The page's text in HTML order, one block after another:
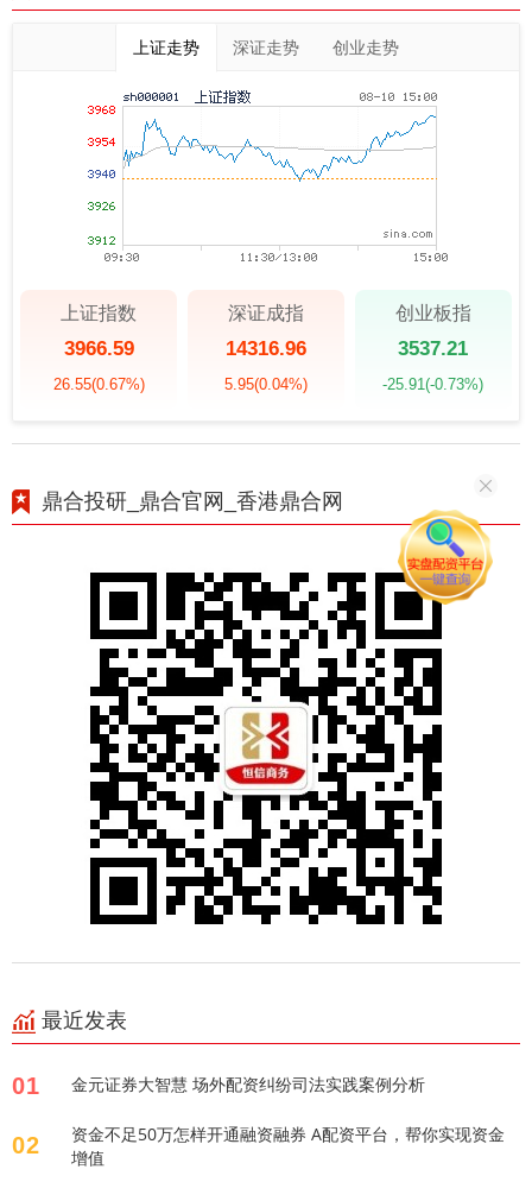
上证走势 深证走势 创业走势
上证指数
3966.59
26.55(0.67%)
深证成指
14316.96
5.95(0.04%)
创业板指
3537.21
-25.91(-0.73%)
鼎合投研_鼎合官网_香港鼎合网
最近发表
01 金元证券大智慧 场外配资纠纷司法实践案例分析
02
资金不足50万怎样开通融资融券 A配资平台，帮你实现资金
增值